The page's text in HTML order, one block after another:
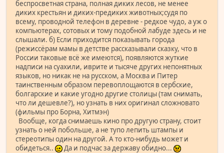
беспросветная страна, полная диких лесов, не менее
диких крестьян и диких-предиких животных;судя по
всему, проводной телефон в деревне - редкое чудо, а уж о
компьютерах, сотовых и тому подобной лабуде здесь и не
слышали. б) Если приходится показывать города
(режиссёрам мамы в детстве рассказывали сказку, что в
России таковые всё же имеются), появляются жуткие
надписи на суахили, иврите и тысяче других непонятных
языков, но никак не на русском, а Москва и Питер
таинственным образом перевоплощаются в сербские,
болгарские и какие угодно другие столицы (там снимать,
что ли дешевле?), но узнать в них оригинал сложновато
(фильмы про Борна, Хитмэн)
Вообще, когда снимаешь кино про другую страну, стоит
узнать о ней побольше, а не тупо лепить штампы и
стереотипы один на другой. А то кто-нибудь может и
обидеться..
Да и подчас за державу обидно...